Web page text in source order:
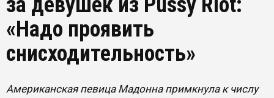
«Надо проявить
снисходительность»
Американская певица Мадонна примкнула к числу